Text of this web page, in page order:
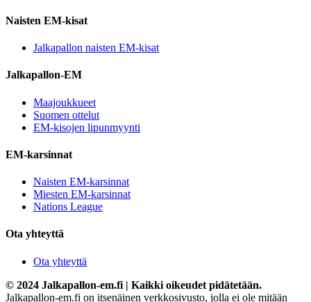
Naisten EM-kisat
Jalkapallon naisten EM-kisat
Jalkapallon-EM
Maajoukkueet
Suomen ottelut
EM-kisojen lipunmyynti
EM-karsinnat
Naisten EM-karsinnat
Miesten EM-karsinnat
Nations League
Ota yhteyttä
Ota yhteyttä
© 2024 Jalkapallon-em.fi | Kaikki oikeudet pidätetään.
Jalkapallon-em.fi on itsenäinen verkkosivusto, jolla ei ole mitään